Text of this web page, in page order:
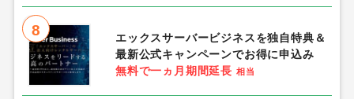
8
エックスサーバービジネスを独自特典＆
最新公式キャンペーンでお得に申込み
無料で一ヵ月期間延長 相当